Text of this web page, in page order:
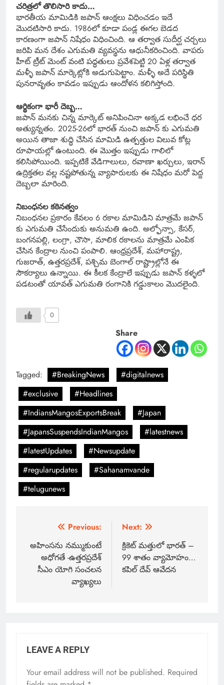
చరిత్రలో తొలిసారి కాదు…
భారతీయ మామిడికి జపాన్ ఆంక్షలు విధించడం ఇదే
మొదటిసారి కాదు. 1986లో కూడా పండ్ల ఈగల బెడద
కారణంగా జపాన్ నిషేధం విధించింది. ఆ తర్వాత సుదీర్ఘ చర్చలు
జరిపి మన దేశం ఎగుమతి వ్యవస్థను ఆధునీకరించింది. వాపరు
హీట్ ట్రీట్ మెంట్ వంటి పద్ధతులు ప్రవేశపెట్టి 20 ఏళ్ల తర్వాత
మళ్ళీ జపాన్ మార్కెట్లోకి అడుగుపెట్టాం. మళ్ళీ అదే పరిస్థితి
పునరావృతం కావడం ఇప్పుడు ఆందోళన కలిగిస్తోంది.
ఆర్థికంగా భారీ దెబ్బ…
జపాన్ మనకు చిన్న మార్కెట్ అనిపించినా అక్కడ లభించే ధర
అత్యున్నతం. 2025-26లో భారత్ నుంచి జపాన్ కు ఎగుమతి
అయిన తాజా శుద్ధి చేసిన మామిడి ఉత్పత్తుల విలువ కోట్ల
రూపాయల్లో ఉంటుంది. ఈ మొత్తం ఇప్పుడు గాలిలో
కలిసిపోయింది. ఇప్పటికే వేడిగాలులు, రవాణా ఖర్చులు, ఇరాన్
ఉద్రిక్తతల వల్ల నష్టపోతున్న వ్యాపారులకు ఈ నిషేధం మరో పెద్ద
దెబ్బలా మారింది.
నిబంధనల కఠినత్వం
నిబంధనల ప్రకారం కేవలం 6 రకాల మామిడిని మాత్రమే జపాన్
కు ఎగుమతి చేసేందుకు అనుమతి ఉంది. అల్ఫోన్సా, కేసర్,
బంగనపల్లి, లంగ్రా, చౌసా, మాలిక రకాలను మాత్రమే ఎంపిక
చేసిన కేంద్రాల నుంచి పంపాలి. ఆంధ్రప్రదేశ్, మహారాష్ట్ర,
గుజరాత్, ఉత్తరప్రదేశ్, పశ్చిమ బెంగాల్ రాష్ట్రాల్లోనే ఈ
సౌకర్యాలు ఉన్నాయి. ఈ కీలక కేంద్రాలే ఇప్పుడు జపాన్ కళ్ళలో
పడటంతో యావత్ ఎగుమతి రంగానికి గడ్డుకాలం మొదలైంది.
0
Share
Tagged: #BreakingNews
#digitalnews
#exclusive
#Headlines
#IndiansMangosExportsBreak
#Japan
#JapansSuspendsIndianMangos
#latestnews
#latestUpdates
#Newsupdate
#regularupdates
#Sahanamvande
#telugunews
Previous:
అహింసను నమ్ముకుంటే
అధోగతే -ఉత్తరప్రదేశ్
సీఎం యోగి సంచలన
వ్యాఖ్యలు
Next:
క్రికెట్ మత్తులో భారత్ –
99 శాతం వ్యామోహం…
కపిల్ దేవ్ ఆవేదన
LEAVE A REPLY
Your email address will not be published. Required